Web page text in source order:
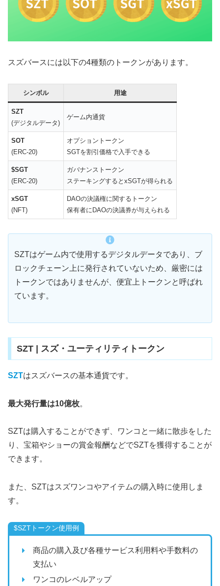
スズバースには以下の4種類のトークンがあります。
シンボル 用途
SZT
(デジタルデータ)
ゲーム内通貨
SOT
(ERC-20)
オプショントークン
SGTを割引価格で入手できる
$SGT
(ERC-20)
ガバナンストークン
ステーキングするとxSGTが得られる
xSGT
(NFT)
DAOの決議権に関するトークン
保有者にDAOの決議券が与えられる
SZTはゲーム内で使用するデジタルデータであり、ブ
ロックチェーン上に発行されていないため、厳密には
トークンではありませんが、便宜上トークンと呼ばれ
ています。
SZT | スズ・ユーティリティトークン
SZTはスズバースの基本通貨です。
最大発行量は10億枚。
SZTは購入することができず、ワンコと一緒に散歩をした
り、宝箱やショーの賞金報酬などでSZTを獲得することが
できます。
また、SZTはスズワンコやアイテムの購入時に使用しま
す。
$SZTトークン使用例
商品の購入及び各種サービス利用料や手数料の
支払い
ワンコのレベルアップ